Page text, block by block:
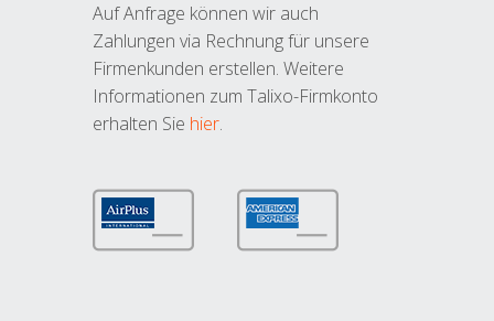
Auf Anfrage können wir auch
Zahlungen via Rechnung für unsere
Firmenkunden erstellen. Weitere
Informationen zum Talixo-Firmkonto
erhalten Sie hier.